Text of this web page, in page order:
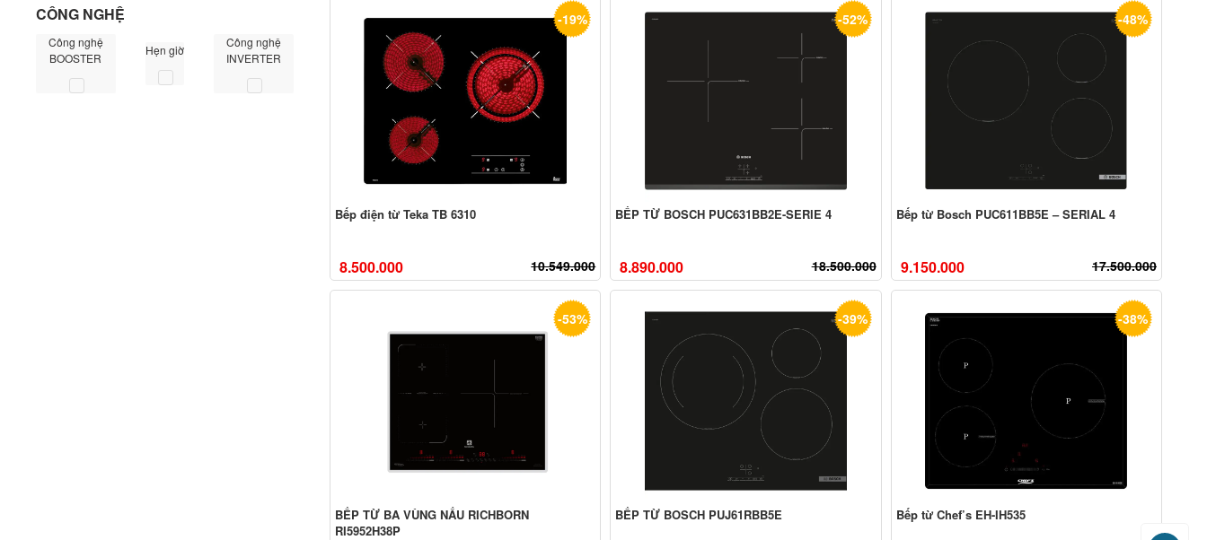
CÔNG NGHỆ
Công nghệ
BOOSTER
Hẹn giờ
Công nghệ
INVERTER
-19%
Bếp điện từ Teka TB 6310
8.500.000 10.549.000
-52%
BẾP TỪ BOSCH PUC631BB2E-SERIE 4
8.890.000 18.500.000
-48%
Bếp từ Bosch PUC611BB5E – SERIAL 4
9.150.000 17.500.000
-53%
BẾP TỪ BA VÙNG NẤU RICHBORN
RI5952H38P
-39%
BẾP TỪ BOSCH PUJ61RBB5E
-38%
Bếp từ Chef’s EH-IH535